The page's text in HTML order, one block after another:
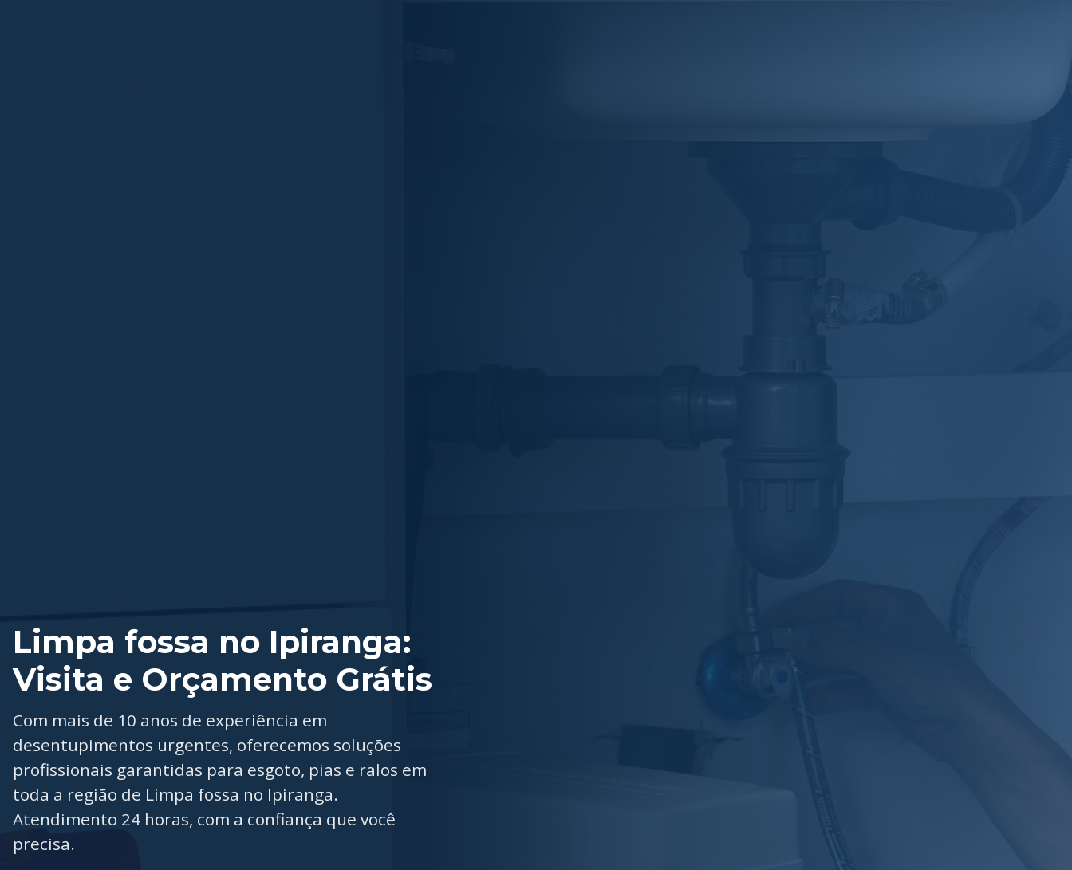
Limpa fossa no Ipiranga:
Visita e Orçamento Grátis
Com mais de 10 anos de experiência em
desentupimentos urgentes, oferecemos soluções
profissionais garantidas para esgoto, pias e ralos em
toda a região de Limpa fossa no Ipiranga.
Atendimento 24 horas, com a confiança que você
precisa.